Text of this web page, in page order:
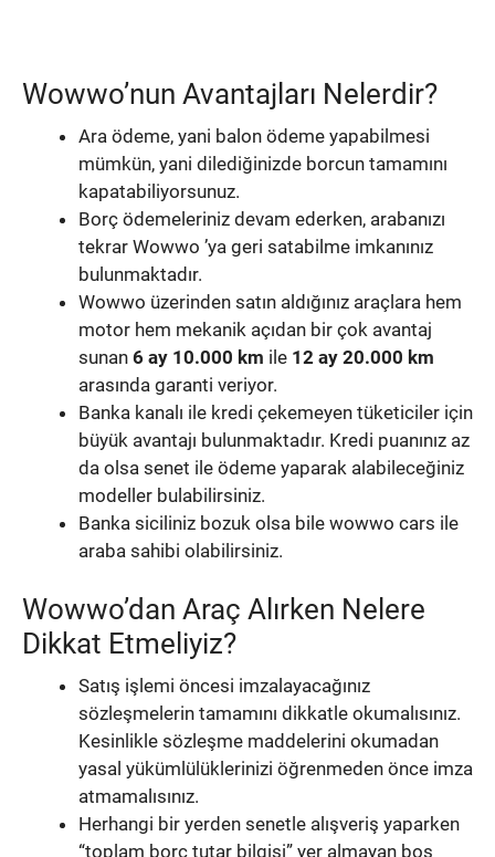
Wowwo’nun Avantajları Nelerdir?
Ara ödeme, yani balon ödeme yapabilmesi
mümkün, yani dilediğinizde borcun tamamını
kapatabiliyorsunuz.
Borç ödemeleriniz devam ederken, arabanızı
tekrar Wowwo ’ya geri satabilme imkanınız
bulunmaktadır.
Wowwo üzerinden satın aldığınız araçlara hem
motor hem mekanik açıdan bir çok avantaj
sunan 6 ay 10.000 km ile 12 ay 20.000 km
arasında garanti veriyor.
Banka kanalı ile kredi çekemeyen tüketiciler için
büyük avantajı bulunmaktadır. Kredi puanınız az
da olsa senet ile ödeme yaparak alabileceğiniz
modeller bulabilirsiniz.
Banka siciliniz bozuk olsa bile wowwo cars ile
araba sahibi olabilirsiniz.
Wowwo’dan Araç Alırken Nelere
Dikkat Etmeliyiz?
Satış işlemi öncesi imzalayacağınız
sözleşmelerin tamamını dikkatle okumalısınız.
Kesinlikle sözleşme maddelerini okumadan
yasal yükümlülüklerinizi öğrenmeden önce imza
atmamalısınız.
Herhangi bir yerden senetle alışveriş yaparken
“toplam borç tutar bilgisi” yer almayan boş